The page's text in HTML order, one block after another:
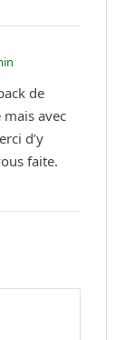
de
avec
d’y
faite.